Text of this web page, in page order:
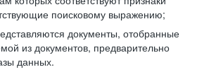
поисковому выражению;
документы, отобранные
из документов, предварительно
данных.